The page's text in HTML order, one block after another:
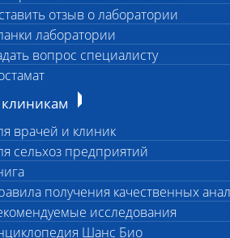
отзыв о лаборатории
лаборатории
вопрос специалисту
врачей и клиник
сельхоз предприятий
получения качественных
исследования
Шанс Био
ТОЛЬКО МАТЕРИАЛ,
средой Кери-Блера
со средой Эймса (Стюарта)